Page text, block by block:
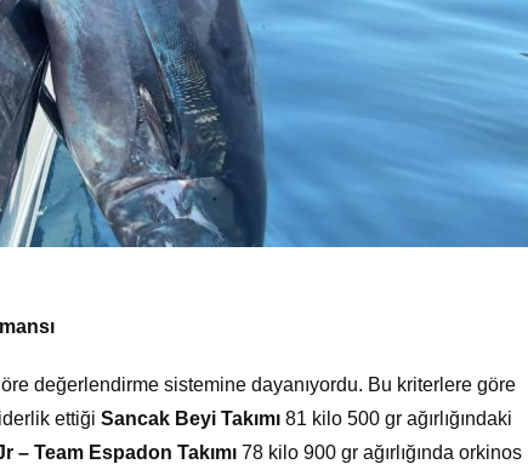
değerlendirme sistemine dayanıyordu. Bu kriterlere göre
ettiği Sancak Beyi Takımı 81 kilo 500 gr ağırlığındaki
– Team Espadon Takımı 78 kilo 900 gr ağırlığında orkinos